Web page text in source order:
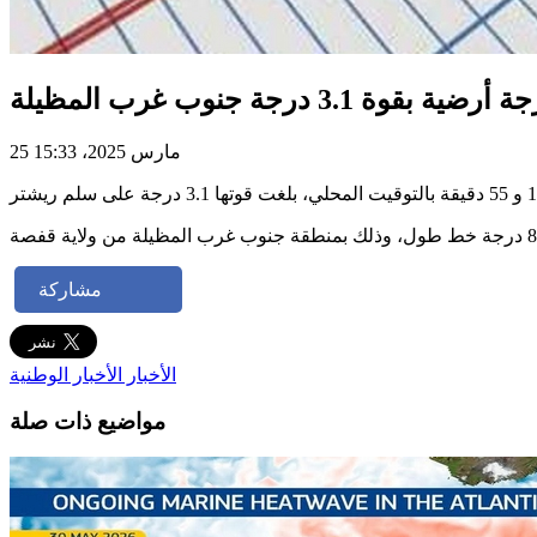
أرضية بقوة 3.1 درجة جنوب غرب المظيلة
25 مارس 2025، 15:33
مشاركة
الأخبار الأخبار الوطنية
مواضيع ذات صلة